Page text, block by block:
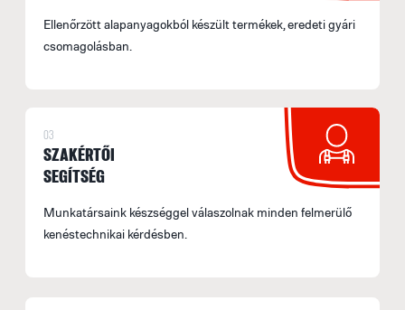
Ellenőrzött alapanyagokból készült termékek, eredeti gyári
csomagolásban.
03
SZAKÉRTŐI
SEGÍTSÉG
Munkatársaink készséggel válaszolnak minden felmerülő
kenéstechnikai kérdésben.